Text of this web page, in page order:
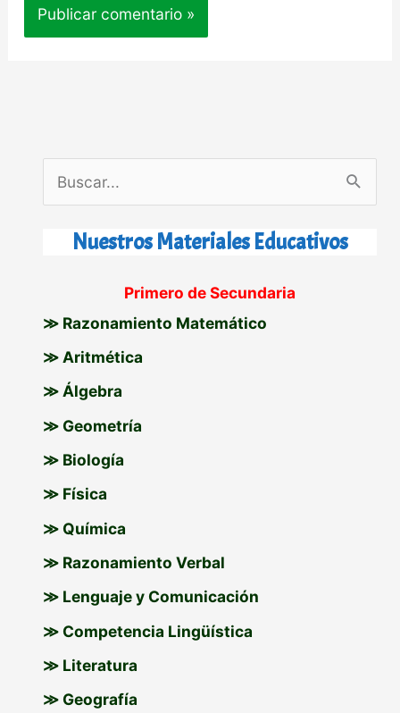
u
r
p
o
Nuestros Materiales Educativos
Primero de Secundaria
≫ Razonamiento Matemático
≫ Aritmética
≫ Álgebra
≫ Geometría
≫ Biología
≫ Física
≫ Química
≫ Razonamiento Verbal
≫ Lenguaje y Comunicación
≫ Competencia Lingüística
≫ Literatura
≫ Geografía